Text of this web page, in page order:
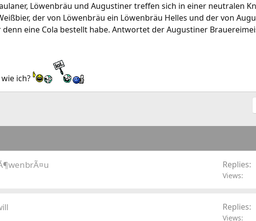
Löwenbräu und Augustiner treffen sich in einer neutralen
der von Löwenbräu ein Löwenbräu Helles und der von
eine Cola bestellt habe. Antwortet der Augustiner
ich?
Replies
Views
Replies
Views